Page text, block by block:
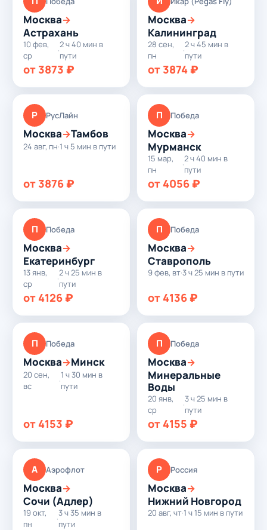
Москва→
Астрахань
10 фев,
ср
·
2 ч 40 мин в
пути
от 3873 ₽
Москва→
Калининград
28 сен,
пн
·
2 ч 45 мин в
пути
от 3874 ₽
Р РусЛайн
Москва→Тамбов
24 авг, пн·1 ч 5 мин в пути
от 3876 ₽
П Победа
Москва→
Мурманск
15 мар,
пн
·
2 ч 40 мин в
пути
от 4056 ₽
П Победа
Москва→
Екатеринбург
13 янв,
ср
·
2 ч 25 мин в
пути
от 4126 ₽
П Победа
Москва→
Ставрополь
9 фев, вт·3 ч 25 мин в пути
от 4136 ₽
П Победа
Москва→Минск
20 сен,
вс
·
1 ч 30 мин в
пути
от 4153 ₽
П Победа
Москва→
Минеральные
Воды
20 янв,
ср
·
3 ч 25 мин в
пути
от 4155 ₽
А Аэрофлот
Москва→
Сочи (Адлер)
19 окт,
пн
·
3 ч 35 мин в
пути
Р Россия
Москва→
Нижний Новгород
20 авг, чт·1 ч 15 мин в пути